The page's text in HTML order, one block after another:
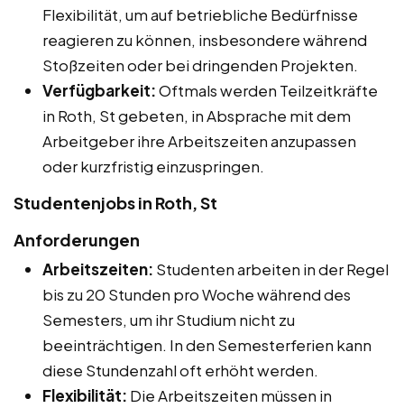
Flexibilität, um auf betriebliche Bedürfnisse
reagieren zu können, insbesondere während
Stoßzeiten oder bei dringenden Projekten.
Verfügbarkeit:Oftmals werden Teilzeitkräfte
in Roth, St gebeten, in Absprache mit dem
Arbeitgeber ihre Arbeitszeiten anzupassen
oder kurzfristig einzuspringen.
Studentenjobs in Roth, St
Anforderungen
Arbeitszeiten: Studenten arbeiten in der Regel
bis zu 20 Stunden pro Woche während des
Semesters, um ihr Studium nicht zu
beeinträchtigen. In den Semesterferien kann
diese Stundenzahl oft erhöht werden.
Flexibilität: Die Arbeitszeiten müssen in